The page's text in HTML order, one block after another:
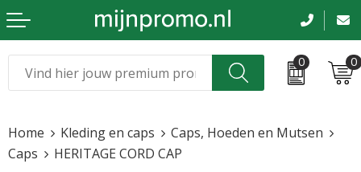
0 0
Kleding & caps
Sinterklaas
Home Kleding en caps
Caps, Hoeden en Mutsen
Caps
HERITAGE CORD CAP